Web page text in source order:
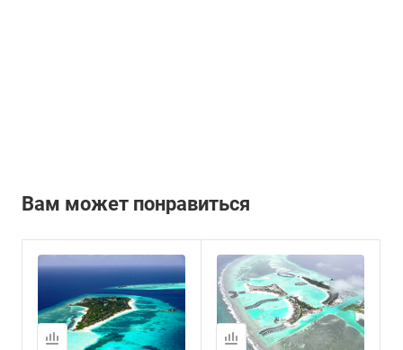
Вам может понравиться